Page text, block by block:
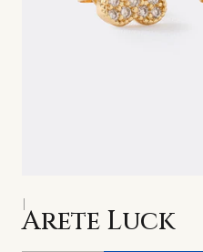
|
Arete Luck